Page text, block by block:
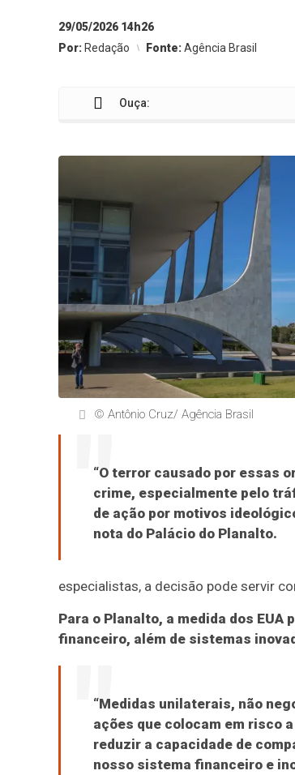
29/05/2026 14h26
Por: Redação Fonte:Agência Brasil
Ouça:
© Antônio Cruz/ Agência Brasil
“O terror causado por essas
crime, especialmente pelo
de ação por motivos
nota do Palácio do Planalto.
especialistas, a decisão pode servir
Para o Planalto, a medida dos
financeiro, além de sistemas
“Medidas unilaterais, não
ações que colocam em risco
reduzir a capacidade de
nosso sistema financeiro e